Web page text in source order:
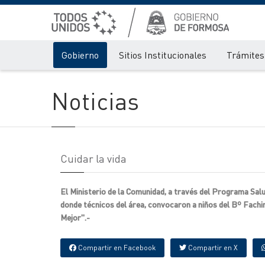
Gobierno Sitios Institucionales
Noticias
Cuidar la vida
El Ministerio de la Comunidad, a través del Programa
donde técnicos del área, convocaron a niños del Bº
Mejor".-
Compartir en Facebook Compartir en X